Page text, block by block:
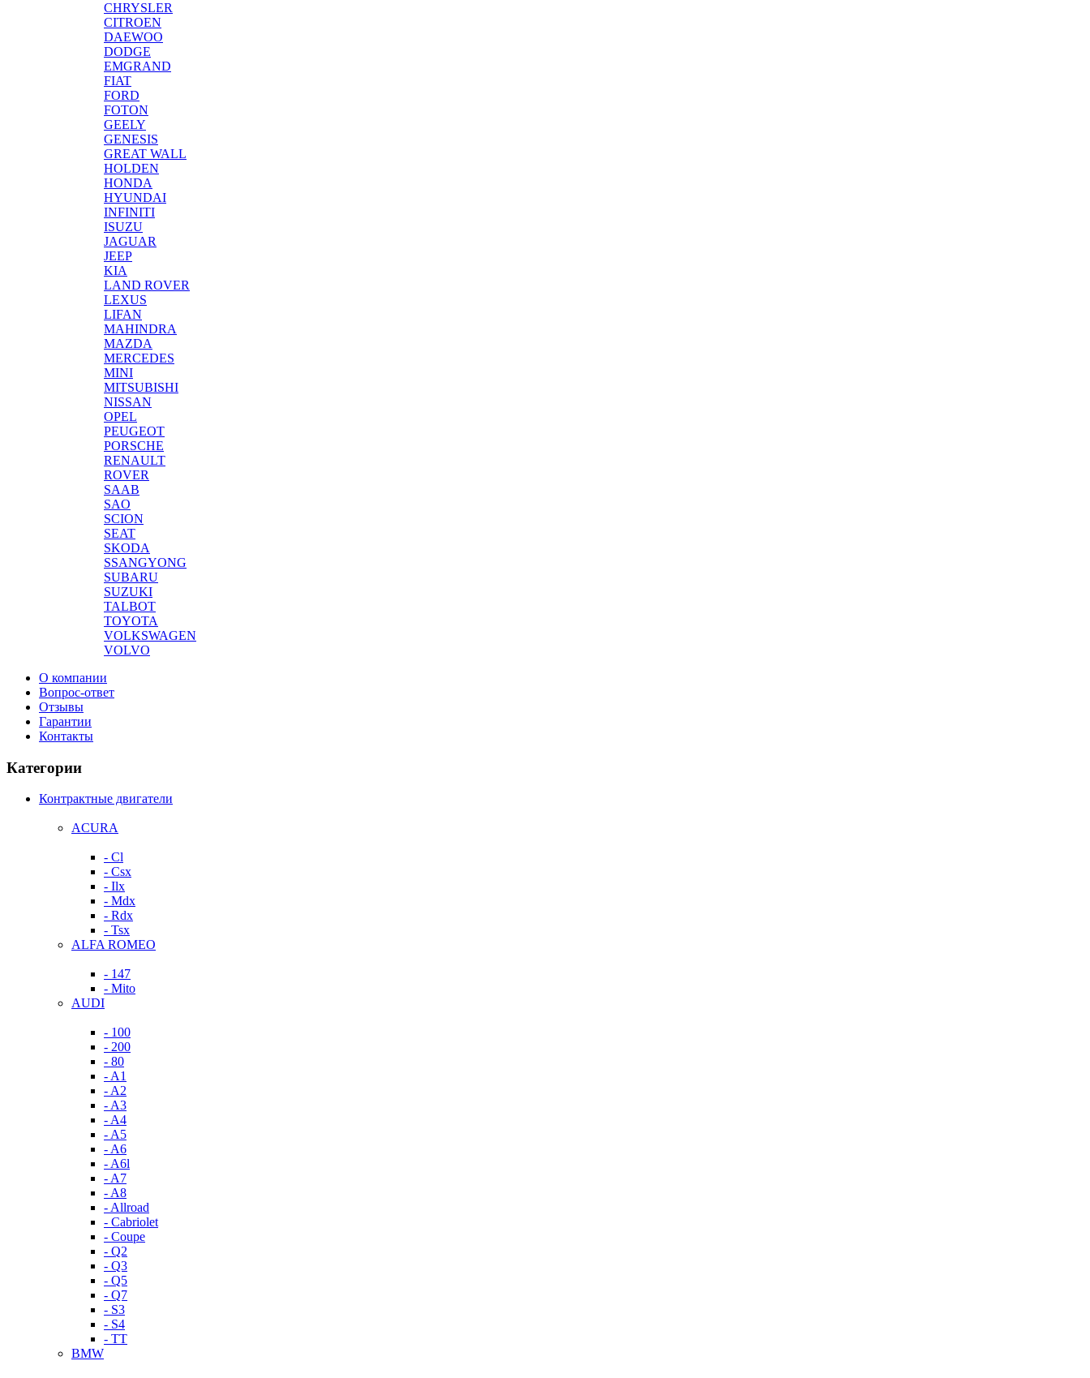
CHRYSLER
CITROEN
DAEWOO
DODGE
EMGRAND
FIAT
FORD
FOTON
GEELY
GENESIS
GREAT WALL
HOLDEN
HONDA
HYUNDAI
INFINITI
ISUZU
JAGUAR
JEEP
KIA
LAND ROVER
LEXUS
LIFAN
MAHINDRA
MAZDA
MERCEDES
MINI
MITSUBISHI
NISSAN
OPEL
PEUGEOT
PORSCHE
RENAULT
ROVER
SAAB
SAO
SCION
SEAT
SKODA
SSANGYONG
SUBARU
SUZUKI
TALBOT
TOYOTA
VOLKSWAGEN
VOLVO
О компании
Вопрос-ответ
Отзывы
Гарантии
Контакты
Категории
Контрактные двигатели
ACURA
- Cl
- Csx
- Ilx
- Mdx
- Rdx
- Tsx
ALFA ROMEO
- 147
- Mito
AUDI
- 100
- 200
- 80
- A1
- A2
- A3
- A4
- A5
- A6
- A6l
- A7
- A8
- Allroad
- Cabriolet
- Coupe
- Q2
- Q3
- Q5
- Q7
- S3
- S4
- TT
BMW